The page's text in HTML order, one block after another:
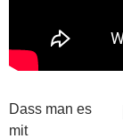
Dass man es
mit